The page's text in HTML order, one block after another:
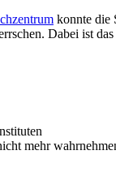
konnte die
Dabei ist
mehr